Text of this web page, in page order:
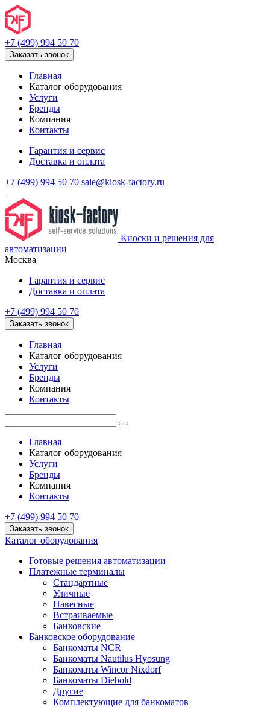
+7 (499) 994 50 70
Заказать звонок
Главная
Каталог оборудования
Услуги
Бренды
Компания
Контакты
Гарантия и сервис
Доставка и оплата
+7 (499) 994 50 70 sale@kiosk-factory.ru
Киоски и решения для
автоматизации
Москва
Гарантия и сервис
Доставка и оплата
+7 (499) 994 50 70
Заказать звонок
Главная
Каталог оборудования
Услуги
Бренды
Компания
Контакты
Главная
Каталог оборудования
Услуги
Бренды
Компания
Контакты
+7 (499) 994 50 70
Заказать звонок
Каталог оборудования
Готовые решения автоматизации
Платежные терминалы
Стандартные
Уличные
Навесные
Встраиваемые
Банковские
Банковское оборудование
Банкоматы NCR
Банкоматы Nautilus Hyosung
Банкоматы Wincor Nixdorf
Банкоматы Diebold
Другие
Комплектующие для банкоматов